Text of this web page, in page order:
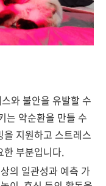
와 불안을 유발할 수
는 악순환을 만들 수
지원하고 스트레스
한 부분입니다.
의 일관성과 예측 가